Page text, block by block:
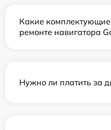
Какие
ремонте навигатора
Нужно ли платить за